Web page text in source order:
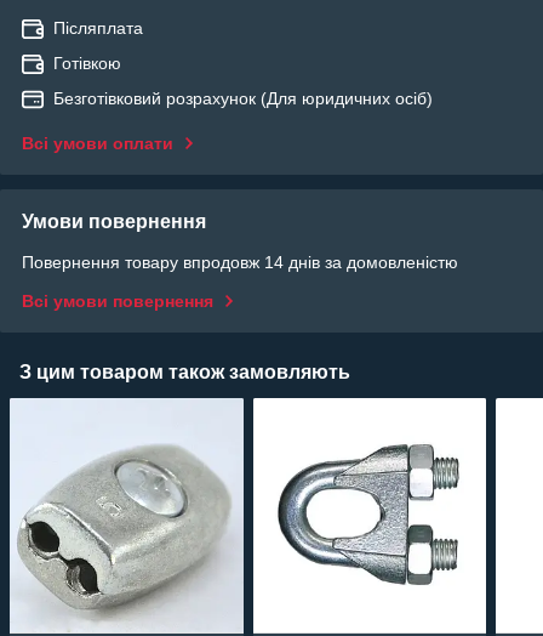
Післяплата
Готівкою
Безготівковий розрахунок (Для юридичних осіб)
Всі умови оплати
Умови повернення
Повернення товару впродовж 14 днів за домовленістю
Всі умови повернення
З цим товаром також замовляють